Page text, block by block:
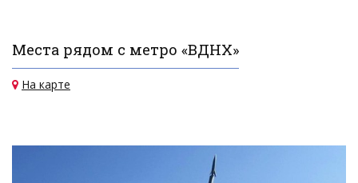
Места рядом с метро «ВДНХ»
На карте